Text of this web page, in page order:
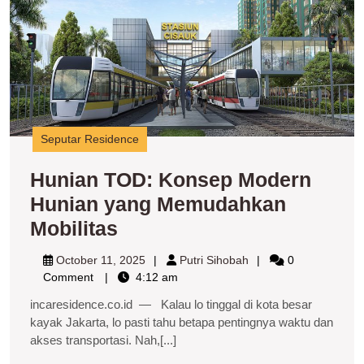
Seputar Residence
Hunian TOD: Konsep Modern
Hunian yang Memudahkan
Mobilitas
TOD:
Konsep
Modern
Hunian
yang
October 11, 2025October
11,
Putri Sihobah Putri
0
Comment
4:12 am
incaresidence.co.id — Kalau lo tinggal di kota besar
kayak Jakarta, lo pasti tahu betapa pentingnya waktu dan
akses transportasi. Nah,[...]